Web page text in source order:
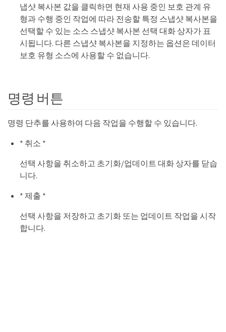
냅샷 복사본 값을 클릭하면 현재 사용 중인 보호 관계 유
형과 수행 중인 작업에 따라 전송할 특정 스냅샷 복사본을
선택할 수 있는 소스 스냅샷 복사본 선택 대화 상자가 표
시됩니다. 다른 스냅샷 복사본을 지정하는 옵션은 데이터
보호 유형 소스에 사용할 수 없습니다.
명령 버튼
명령 단추를 사용하여 다음 작업을 수행할 수 있습니다.
* 취소 *
선택 사항을 취소하고 초기화/업데이트 대화 상자를 닫습
니다.
* 제출 *
선택 사항을 저장하고 초기화 또는 업데이트 작업을 시작
합니다.